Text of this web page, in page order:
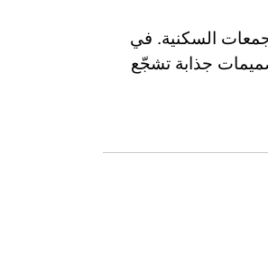
السكنية. في
جذابة تشجّع